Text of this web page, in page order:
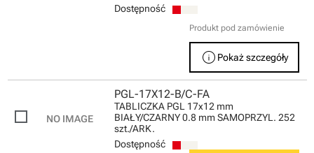
Dostępność
Produkt pod zamówienie
info Pokaż szczegóły
PGL-17X12-B/C-FA
TABLICZKA PGL 17x12 mm
BIAŁY/CZARNY 0.8 mm SAMOPRZYL. 252
szt./ARK.
Dostępność